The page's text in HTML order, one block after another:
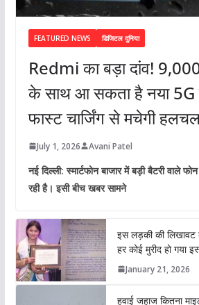
FEATURED NEWS डिजिटल दुनिया
Redmi का बड़ा दांव!
के साथ आ सकता है नया
फास्ट चार्जिंग से मचेगी
July 1, 2026 Avani Patel
नई दिल्ली: स्मार्टफोन बाजार में बड़ी बैटरी वाले
रही है। इसी बीच खबर सामने
इस लड़की की
हर कोई मुरीद हो गया
January 21, 2026
हवाई जहाज कितना